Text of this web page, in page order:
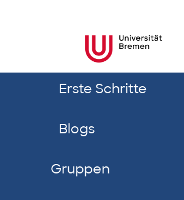
Erste Schritte
Blogs
Gruppen